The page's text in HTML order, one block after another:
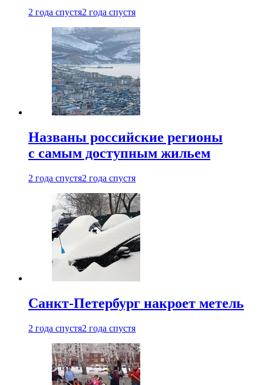
2 года спустя2 года спустя
Названы российские регионы
с самым доступным жильем
2 года спустя2 года спустя
Санкт-Петербург накроет метель
2 года спустя2 года спустя